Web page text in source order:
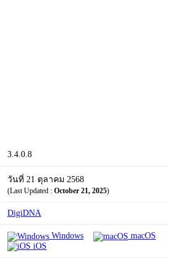
3.4.0.8
วันที่ 21 ตุลาคม 2568
(Last Updated : October 21, 2025)
DigiDNA
Windows
macOS
iOS